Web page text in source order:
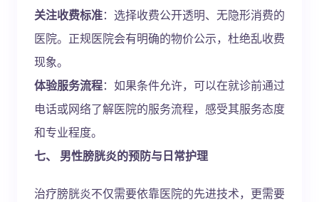
关注收费标准：选择收费公开透明、无隐形消费的
医院。正规医院会有明确的物价公示，杜绝乱收费
现象。
体验服务流程：如果条件允许，可以在就诊前通过
电话或网络了解医院的服务流程，感受其服务态度
和专业程度。
七、 男性膀胱炎的预防与日常护理
治疗膀胱炎不仅需要依靠医院的先进技术，更需要